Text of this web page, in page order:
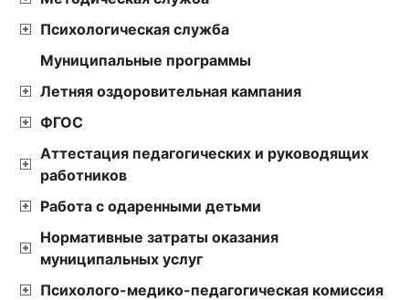
Психологическая служба
Муниципальные программы
Летняя оздоровительная кампания
ФГОС
Аттестация педагогических и руководящих
работников
Работа с одаренными детьми
Нормативные затраты оказания
муниципальных услуг
Психолого-медико-педагогическая комиссия